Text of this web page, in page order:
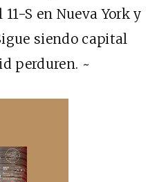
S en Nueva York y
siendo capital
perduren. ~